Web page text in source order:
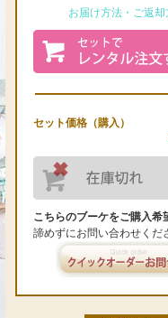
お届け方法・ご返却
セット価格（購入）
こちらのブーケをご購入希
諦めずにお問い合わせくだ